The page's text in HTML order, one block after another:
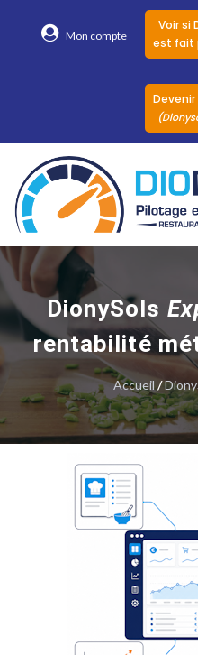
Mon compte
Voir si
est fait
Nos
Nos
Nos
DionySols
rentabilité
Accueil /